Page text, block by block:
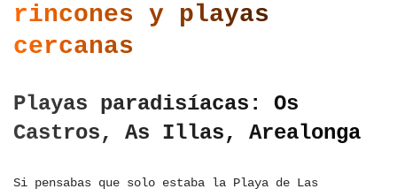
rincones y playas
cercanas
Playas paradisíacas: Os
Castros, As Illas, Arealonga
Si pensabas que solo estaba la Playa de Las